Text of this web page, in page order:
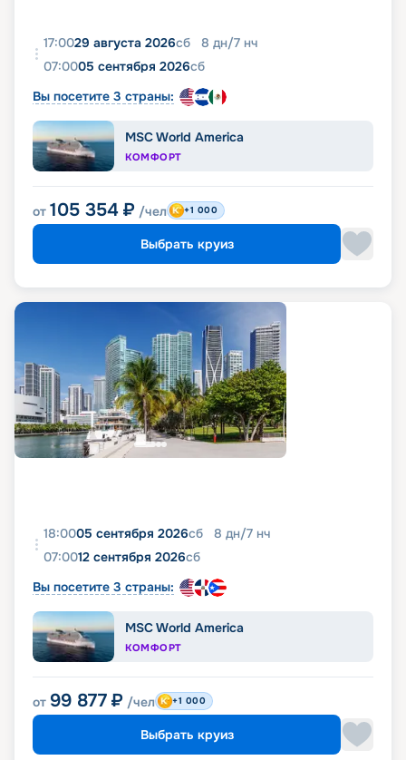
17:0029 августа 2026сб 8 дн/7 нч
07:0005 сентября 2026сб
Вы посетите 3 страны:
MSC World America
КОМФОРТ
от 105 354 ₽ /чел +1 000
Выбрать круиз
18:0005 сентября 2026сб 8 дн/7 нч
07:0012 сентября 2026сб
Вы посетите 3 страны:
MSC World America
КОМФОРТ
от 99 877 ₽ /чел +1 000
Выбрать круиз